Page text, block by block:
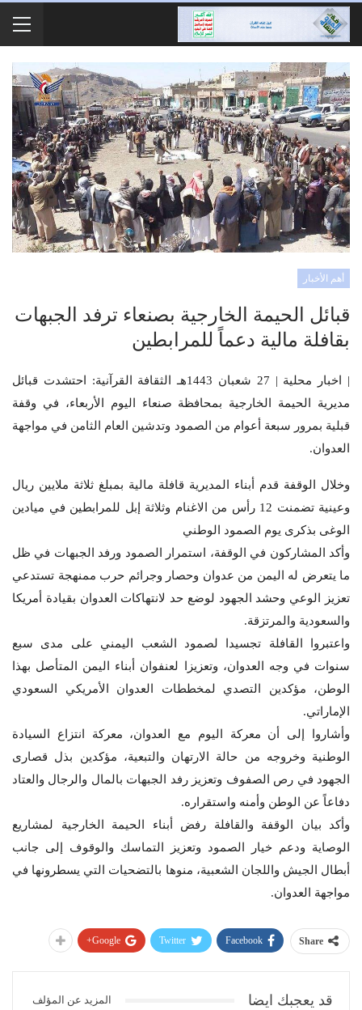
أهم الأخبار
قبائل الحيمة الخارجية بصنعاء ترفد الجبهات
بقافلة مالية دعماً للمرابطين
| اخبار محلية | 27 شعبان 1443هـ الثقافة القرآنية: احتشدت قبائل
مديرية الحيمة الخارجية بمحافظة صنعاء اليوم الأربعاء، في وقفة
قبلية بمرور سبعة أعوام من الصمود وتدشين العام الثامن في مواجهة
العدوان.
وخلال الوقفة قدم أبناء المديرية قافلة مالية بمبلغ ثلاثة ملايين ريال
وعينية تضمنت 12 رأس من الاغنام وثلاثة إبل للمرابطين في ميادين
الوغى بذكرى يوم الصمود الوطني
وأكد المشاركون في الوقفة، استمرار الصمود ورفد الجبهات في ظل
ما يتعرض له اليمن من عدوان وحصار وجرائم حرب ممنهجة تستدعي
تعزيز الوعي وحشد الجهود لوضع حد لانتهاكات العدوان بقيادة أمريكا
والسعودية والمرتزقة.
واعتبروا القافلة تجسيدا لصمود الشعب اليمني على مدى سبع
سنوات في وجه العدوان، وتعزيزا لعنفوان أبناء اليمن المتأصل بهذا
الوطن، مؤكدين التصدي لمخططات العدوان الأمريكي السعودي
الإماراتي.
وأشاروا إلى أن معركة اليوم مع العدوان، معركة انتزاع السيادة
الوطنية وخروجه من حالة الارتهان والتبعية، مؤكدين بذل قصارى
الجهود في رص الصفوف وتعزيز رفد الجبهات بالمال والرجال والعتاد
دفاعاً عن الوطن وأمنه واستقراره.
وأكد بيان الوقفة والقافلة رفض أبناء الحيمة الخارجية لمشاريع
الوصاية ودعم خيار الصمود وتعزيز التماسك والوقوف إلى جانب
أبطال الجيش واللجان الشعبية، منوها بالتضحيات التي يسطرونها في
مواجهة العدوان.
Share
Facebook
Twitter
Google+
قد يعجبك ايضا المزيد عن المؤلف